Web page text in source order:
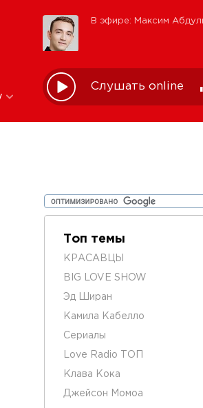
В эфире: Максим
Слушать online
Топ темы
КРАСАВЦЫ
BIG LOVE SHOW
Эд Ширан
Камила Кабелло
Сериалы
Love Radio ТОП
Клава Кока
Джейсон Момоа